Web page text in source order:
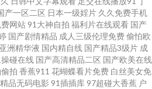
91 91在线bb 少妇导航 国产38页 亚洲久久
欧美TV日韩TV网站 91小仙女丝袜 日本亚洲
东方αv永远免费在线 亚洲成人黄色网址 黄
产一区二区 日本一级婬片 久久免费手机
网站 91大神自拍 福利片在线观看 国产
国产剧情精品 成人三级伦理免费偷怕欧
洲精华液 国内精自线 国产精品3级片 成
碰在线 国产高清精品二区 国产欧美在线
拍 香蕉911 花蝴蝶看片免费 白丝美女免
品无码电影 91插插库 97超碰大香蕉 户